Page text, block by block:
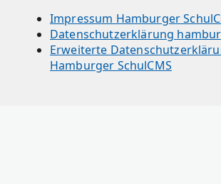
Impressum Hamburger
Datenschutzerklärung
Erweiterte
Hamburger SchulCMS